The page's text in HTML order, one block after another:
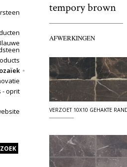
- oprit
tempory brown
AFWERKINGEN
VERZOET 10X10 GEHAKTE